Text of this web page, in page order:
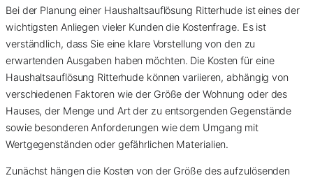
Bei der Planung einer Haushaltsauflösung Ritterhude ist eines der
wichtigsten Anliegen vieler Kunden die Kostenfrage. Es ist
verständlich, dass Sie eine klare Vorstellung von den zu
erwartenden Ausgaben haben möchten. Die Kosten für eine
Haushaltsauflösung Ritterhude können variieren, abhängig von
verschiedenen Faktoren wie der Größe der Wohnung oder des
Hauses, der Menge und Art der zu entsorgenden Gegenstände
sowie besonderen Anforderungen wie dem Umgang mit
Wertgegenständen oder gefährlichen Materialien.
Zunächst hängen die Kosten von der Größe des aufzulösenden